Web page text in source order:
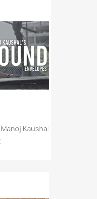
Kaushal